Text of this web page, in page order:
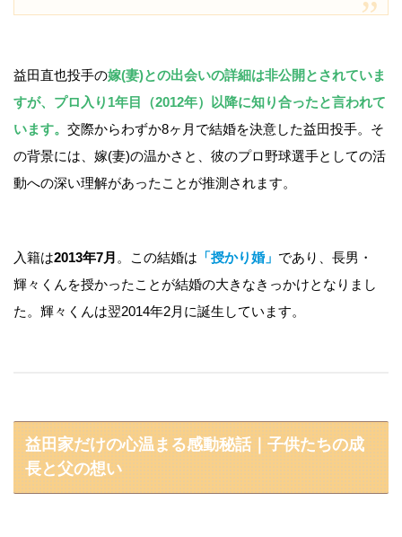
益田直也投手の嫁(妻)との出会いの詳細は非公開とされていま
すが、プロ入り1年目（2012年）以降に知り合ったと言われて
います。 交際からわずか8ヶ月で結婚を決意した益田投手。そ
の背景には、嫁(妻)の温かさと、彼のプロ野球選手としての活
動への深い理解があったことが推測されます。
入籍は2013年7月 。この結婚は 「授かり婚」 であり、長男・
輝々くんを授かったことが結婚の大きなきっかけとなりまし
た。輝々くんは翌2014年2月に誕生しています。
益田家だけの心温まる感動秘話｜子供たちの成
長と父の想い